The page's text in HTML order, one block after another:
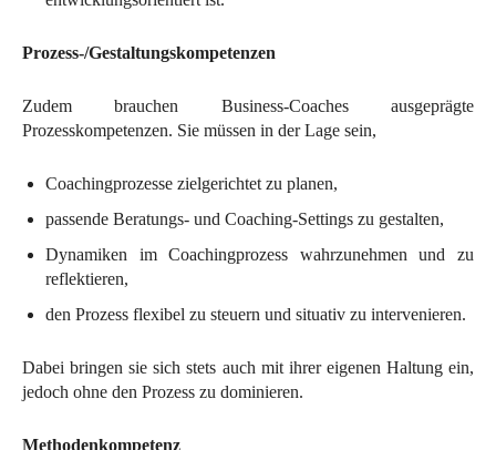
Prozess-/Gestaltungskompetenzen
Zudem brauchen Business-Coaches ausgeprägte
Prozesskompetenzen. Sie müssen in der Lage sein,
Coachingprozesse zielgerichtet zu planen,
passende Beratungs- und Coaching-Settings zu gestalten,
Dynamiken im Coachingprozess wahrzunehmen und zu
reflektieren,
den Prozess flexibel zu steuern und situativ zu intervenieren.
Dabei bringen sie sich stets auch mit ihrer eigenen Haltung ein,
jedoch ohne den Prozess zu dominieren.
Methodenkompetenz